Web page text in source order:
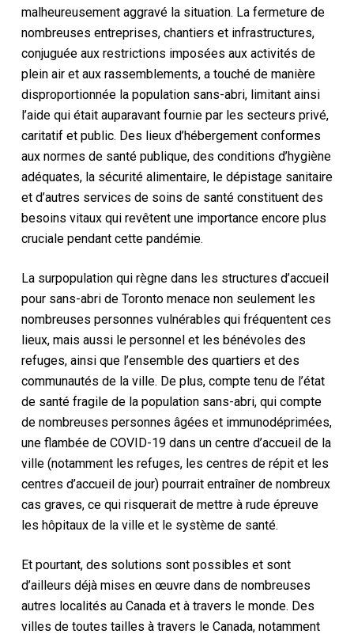
malheureusement aggravé la situation. La fermeture de
nombreuses entreprises, chantiers et infrastructures,
conjuguée aux restrictions imposées aux activités de
plein air et aux rassemblements, a touché de manière
disproportionnée la population sans-abri, limitant ainsi
l’aide qui était auparavant fournie par les secteurs privé,
caritatif et public. Des lieux d’hébergement conformes
aux normes de santé publique, des conditions d’hygiène
adéquates, la sécurité alimentaire, le dépistage sanitaire
et d’autres services de soins de santé constituent des
besoins vitaux qui revêtent une importance encore plus
cruciale pendant cette pandémie.
La surpopulation qui règne dans les structures d’accueil
pour sans-abri de Toronto menace non seulement les
nombreuses personnes vulnérables qui fréquentent ces
lieux, mais aussi le personnel et les bénévoles des
refuges, ainsi que l’ensemble des quartiers et des
communautés de la ville. De plus, compte tenu de l’état
de santé fragile de la population sans-abri, qui compte
de nombreuses personnes âgées et immunodéprimées,
une flambée de COVID-19 dans un centre d’accueil de la
ville (notamment les refuges, les centres de répit et les
centres d’accueil de jour) pourrait entraîner de nombreux
cas graves, ce qui risquerait de mettre à rude épreuve
les hôpitaux de la ville et le système de santé.
Et pourtant, des solutions sont possibles et sont
d’ailleurs déjà mises en œuvre dans de nombreuses
autres localités au Canada et à travers le monde. Des
villes de toutes tailles à travers le Canada, notamment